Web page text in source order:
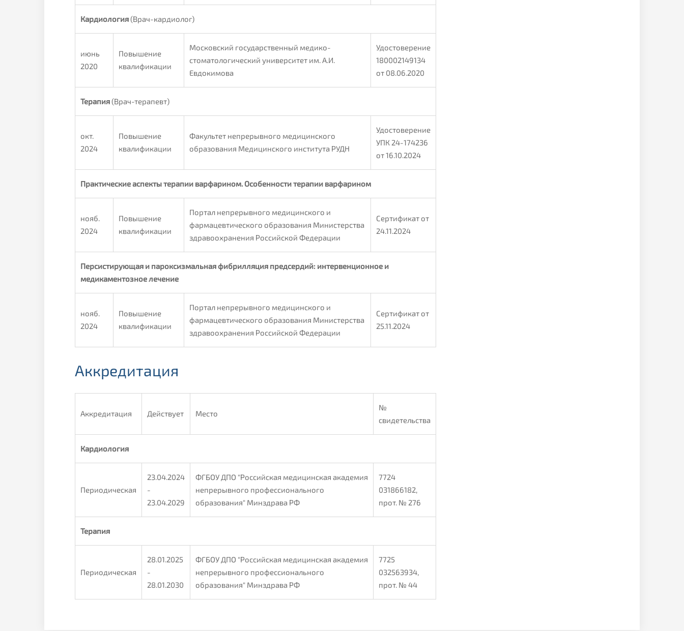
Кардиология(Врач-кардиолог)
июнь
2020
Повышение
квалификации
Московский государственный медико-
стоматологический университет им. А.И.
Евдокимова
Удостоверение
180002149134
от 08.06.2020
Терапия(Врач-терапевт)
окт.
2024
Повышение
квалификации
Факультет непрерывного медицинского
образования Медицинского института РУДН
Удостоверение
УПК 24-174236
от 16.10.2024
Практические аспекты терапии варфарином. Особенности терапии варфарином
нояб.
2024
Повышение
квалификации
Портал непрерывного медицинского и
фармацевтического образования Министерства
здравоохранения Российской Федерации
Сертификат от
24.11.2024
Персистирующая и пароксизмальная фибрилляция предсердий: интервенционное и
медикаментозное лечение
нояб.
2024
Повышение
квалификации
Портал непрерывного медицинского и
фармацевтического образования Министерства
здравоохранения Российской Федерации
Сертификат от
25.11.2024
Аккредитация
Аккредитация Действует Место
№
свидетельства
Кардиология
Периодическая
23.04.2024
-
23.04.2029
ФГБОУ ДПО "Российская медицинская академия
непрерывного профессионального
образования" Минздрава РФ
7724
031866182,
прот. № 276
Терапия
Периодическая
28.01.2025
-
28.01.2030
ФГБОУ ДПО "Российская медицинская академия
непрерывного профессионального
образования" Минздрава РФ
7725
032563934,
прот. № 44